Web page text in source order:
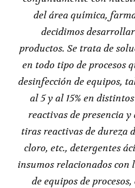
del área química,
decidimos
productos. Se trata de
en todo tipo de procesos
desinfección de equipos,
al 5 y al 15% en
reactivas de presencia y
tiras reactivas de dureza
cloro, etc., detergentes
insumos relacionados
de equipos de